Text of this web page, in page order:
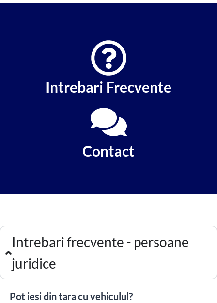
Intrebari Frecvente
Contact
Intrebari frecvente - persoane
juridice
Pot iesi din tara cu vehiculul?